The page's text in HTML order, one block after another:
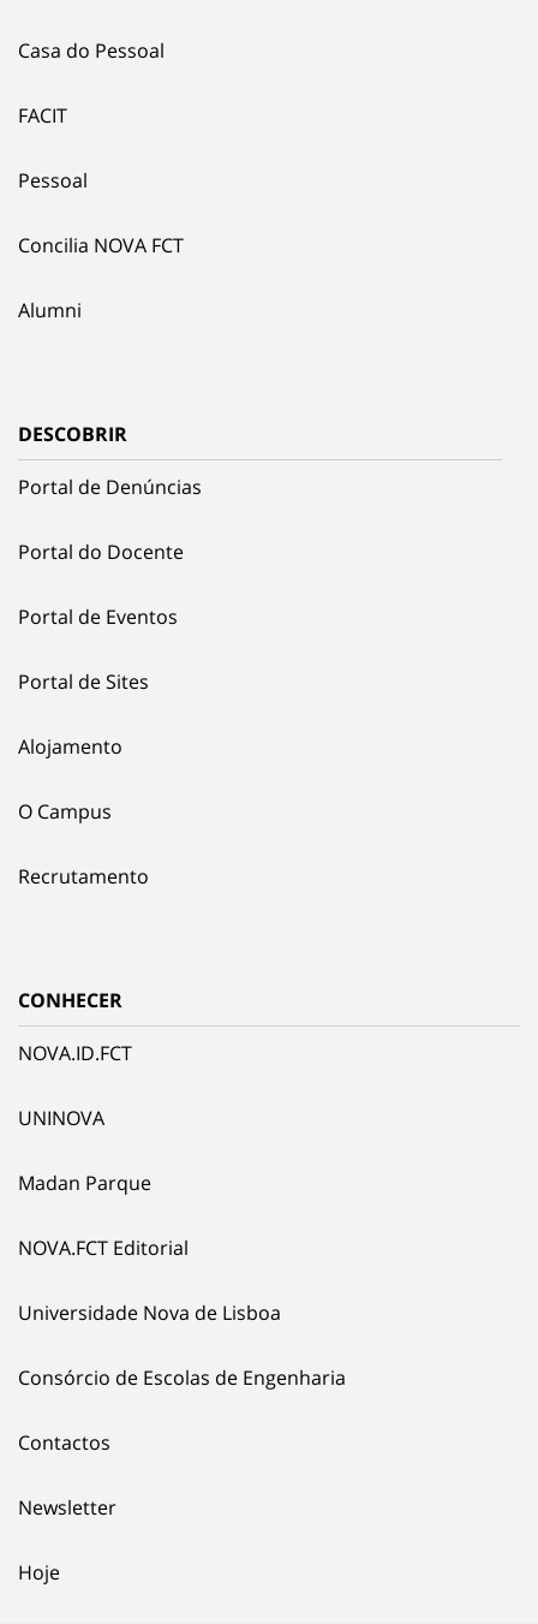
Casa do Pessoal
FACIT
Pessoal
Concilia NOVA FCT
Alumni
DESCOBRIR
Portal de Denúncias
Portal do Docente
Portal de Eventos
Portal de Sites
Alojamento
O Campus
Recrutamento
CONHECER
NOVA.ID.FCT
UNINOVA
Madan Parque
NOVA.FCT Editorial
Universidade Nova de Lisboa
Consórcio de Escolas de Engenharia
Contactos
Newsletter
Hoje